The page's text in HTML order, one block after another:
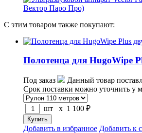
С этим товаром также покупают:
Полотенца для HugoWipe
Под заказ
Данный товар
Срок поставки можно уточнить у
шт x 1 100 ₽
Добавить в избранное Добавить к